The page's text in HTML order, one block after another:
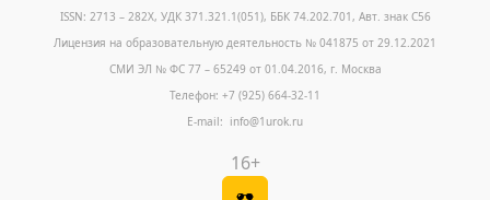
ISSN: 2713 – 282X, УДК 371.321.1(051), ББК 74.202.701, Авт. знак С56
Лицензия на образовательную деятельность № 041875 от 29.12.2021
СМИ ЭЛ № ФС 77 – 65249 от 01.04.2016, г. Москва
Телефон: +7 (925) 664-32-11
E-mail: info@1urok.ru
16+